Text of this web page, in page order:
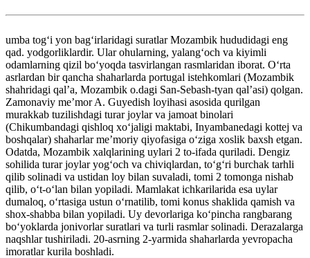
umba togʻi yon bagʻirlaridagi suratlar Mozambik hududidagi eng
qad. yodgorliklardir. Ular ohularning, yalangʻoch va kiyimli
odamlarning qizil boʻyoqda tasvirlangan rasmlaridan iborat. Oʻrta
asrlardan bir qancha shaharlarda portugal istehkomlari (Mozambik
shahridagi qalʼa, Mozambik o.dagi San-Sebash-tyan qalʼasi) qolgan.
Zamonaviy meʼmor A. Guyedish loyihasi asosida qurilgan
murakkab tuzilishdagi turar joylar va jamoat binolari
(Chikumbandagi qishloq xoʻjaligi maktabi, Inyambanedagi kottej va
boshqalar) shaharlar meʼmoriy qiyofasiga oʻziga xoslik baxsh etgan.
Odatda, Mozambik xalqlarining uylari 2 to-ifada quriladi. Dengiz
sohilida turar joylar yogʻoch va chiviqlardan, toʻgʻri burchak tarhli
qilib solinadi va ustidan loy bilan suvaladi, tomi 2 tomonga nishab
qilib, oʻt-oʻlan bilan yopiladi. Mamlakat ichkarilarida esa uylar
dumaloq, oʻrtasiga ustun oʻrnatilib, tomi konus shaklida qamish va
shox-shabba bilan yopiladi. Uy devorlariga koʻpincha rangbarang
boʻyoklarda jonivorlar suratlari va turli rasmlar solinadi. Derazalarga
naqshlar tushiriladi. 20-asrning 2-yarmida shaharlarda yevropacha
imoratlar kurila boshladi.